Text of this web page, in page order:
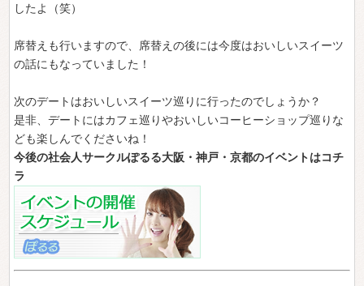
したよ（笑）
席替えも行いますので、席替えの後には今度はおいしいスイーツ
の話にもなっていました！
次のデートはおいしいスイーツ巡りに行ったのでしょうか？
是非、デートにはカフェ巡りやおいしいコーヒーショップ巡りな
ども楽しんでくださいね！
今後の社会人サークルぽるる大阪・神戸・京都のイベントはコチ
ラ